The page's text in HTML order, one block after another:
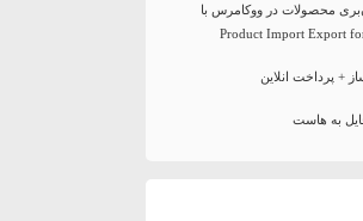
محصولات در ووکامرس با
Product Import Export
+ پرداخت انلاین
به هاست